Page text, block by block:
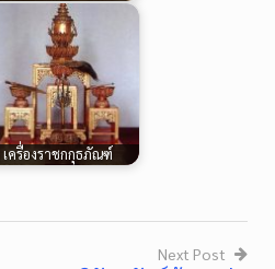
เครื่องราชกกุธภัณฑ์
Next Post